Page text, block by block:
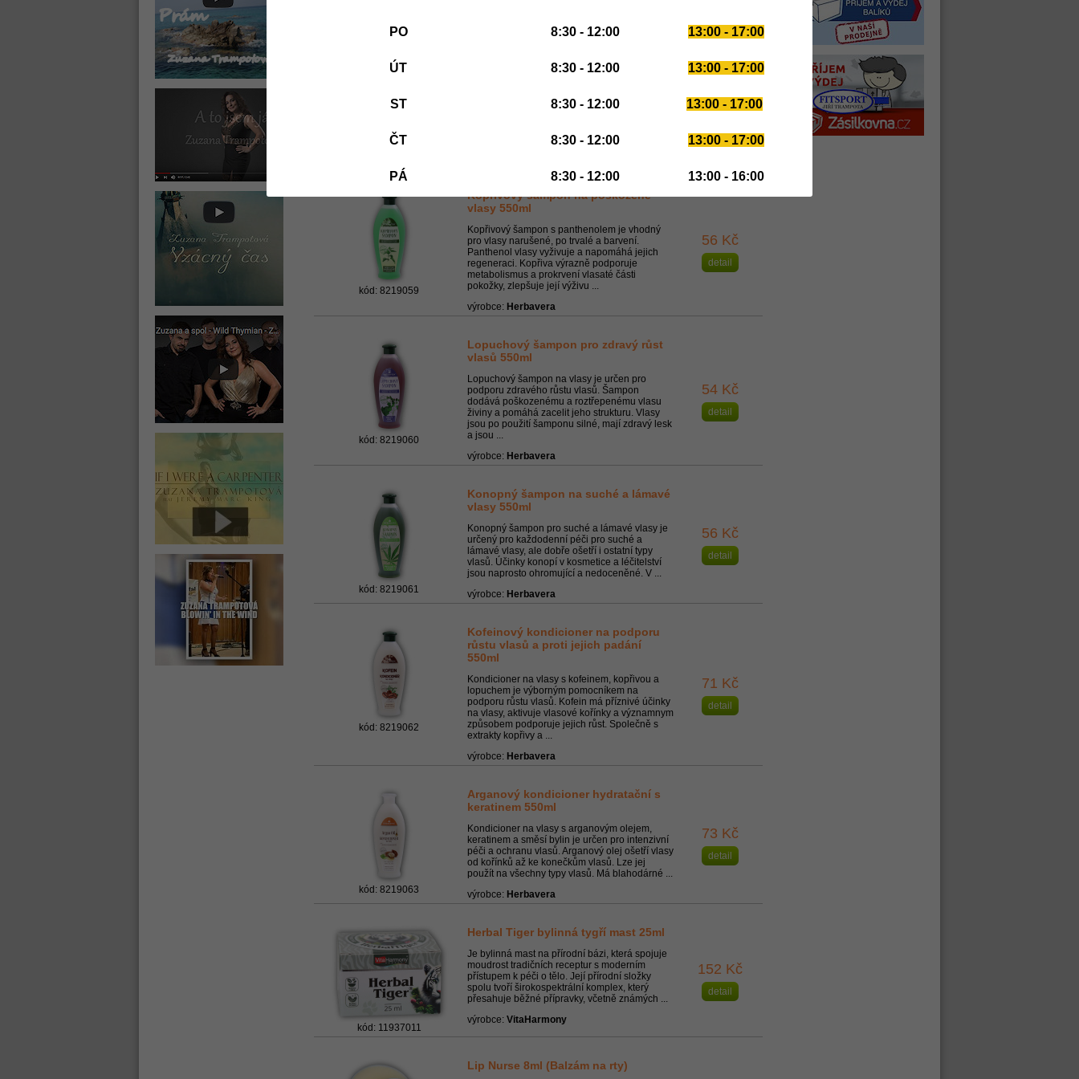
kód: 8219058
měsíčku, břízy, šalvěje, přesličky, jitrocele a
regeneraci. Použité ...
detail
kód: 8219059
Kopřivový šampon na poškozené
vlasy 550ml
Kopřivový šampon s panthenolem je vhodný
pro vlasy narušené, po trvalé a barvení.
Panthenol vlasy vyživuje a napomáhá jejich
regeneraci. Kopřiva výrazně podporuje
metabolismus a prokrvení vlasaté části
pokožky, zlepšuje její výživu ...
výrobce: Herbavera
56 Kč
detail
kód: 8219060
Lopuchový šampon pro zdravý růst
vlasů 550ml
Lopuchový šampon na vlasy je určen pro
podporu zdravého růstu vlasů. Šampon
dodává poškozenému a roztřepenému vlasu
živiny a pomáhá zacelit jeho strukturu. Vlasy
jsou po použití šamponu silné, mají zdravý lesk
a jsou ...
výrobce: Herbavera
54 Kč
detail
kód: 8219061
Konopný šampon na suché a lámavé
vlasy 550ml
Konopný šampon pro suché a lámavé vlasy je
určený pro každodenní péči pro suché a
lámavé vlasy, ale dobře ošetří i ostatní typy
vlasů. Účinky konopí v kosmetice a léčitelství
jsou naprosto ohromující a nedoceněné. V ...
výrobce: Herbavera
56 Kč
detail
kód: 8219062
Kofeinový kondicioner na podporu
růstu vlasů a proti jejich padání
550ml
Kondicioner na vlasy s kofeinem, kopřivou a
lopuchem je výborným pomocníkem na
podporu růstu vlasů. Kofein má příznivé účinky
na vlasy, aktivuje vlasové kořínky a významnym
způsobem podporuje jejich růst. Společně s
extrakty kopřivy a ...
výrobce: Herbavera
71 Kč
detail
kód: 8219063
Arganový kondicioner hydratační s
keratinem 550ml
Kondicioner na vlasy s arganovým olejem,
keratinem a směsí bylin je určen pro intenzivní
péči a ochranu vlasů. Arganový olej ošetří vlasy
od kořínků až ke konečkům vlasů. Lze jej
použít na všechny typy vlasů. Má blahodárné ...
výrobce: Herbavera
73 Kč
detail
kód: 11937011
Herbal Tiger bylinná tygří mast 25ml
Je bylinná mast na přírodní bázi, která spojuje
moudrost tradičních receptur s moderním
přístupem k péči o tělo. Její přírodní složky
spolu tvoří širokospektrální komplex, který
přesahuje běžné přípravky, včetně známých ...
výrobce: VitaHarmony
152 Kč
detail
Lip Nurse 8ml (Balzám na rty)
PO 8:30 - 12:00 13:00 - 17:00
ÚT 8:30 - 12:00 13:00 - 17:00
ST 8:30 - 12:00 13:00 - 17:00
ČT 8:30 - 12:00 13:00 - 17:00
PÁ 8:30 - 12:00 13:00 - 16:00